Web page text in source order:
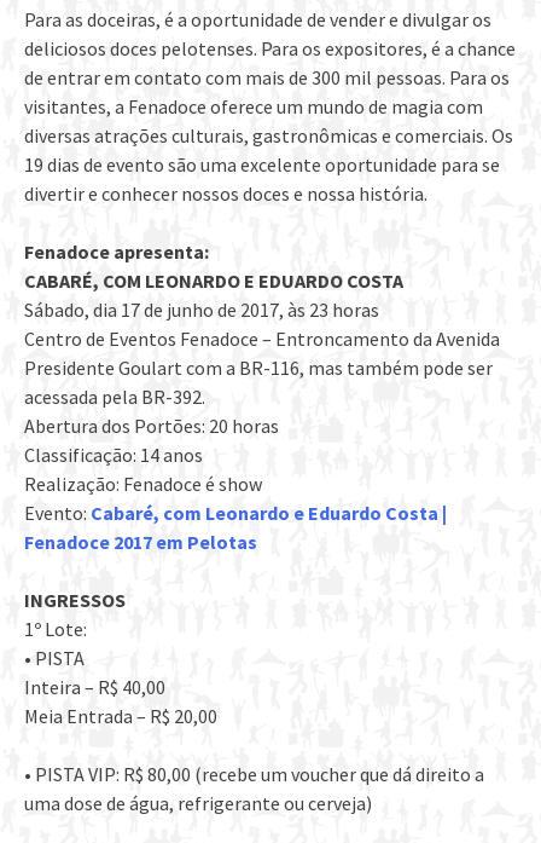
Para as doceiras, é a oportunidade de vender e divulgar os
deliciosos doces pelotenses. Para os expositores, é a chance
de entrar em contato com mais de 300 mil pessoas. Para os
visitantes, a Fenadoce oferece um mundo de magia com
diversas atrações culturais, gastronômicas e comerciais. Os
19 dias de evento são uma excelente oportunidade para se
divertir e conhecer nossos doces e nossa história.
Fenadoce apresenta:
CABARÉ, COM LEONARDO E EDUARDO COSTA
Sábado, dia 17 de junho de 2017, às 23 horas
Centro de Eventos Fenadoce – Entroncamento da Avenida
Presidente Goulart com a BR-116, mas também pode ser
acessada pela BR-392.
Abertura dos Portões: 20 horas
Classificação: 14 anos
Realização: Fenadoce é show
Evento: Cabaré, com Leonardo e Eduardo Costa |
Fenadoce 2017 em Pelotas
INGRESSOS
1º Lote:
• PISTA
Inteira – R$ 40,00
Meia Entrada – R$ 20,00
• PISTA VIP: R$ 80,00 (recebe um voucher que dá direito a
uma dose de água, refrigerante ou cerveja)